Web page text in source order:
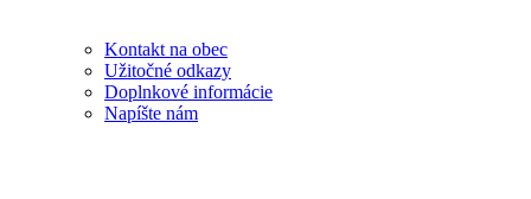
Kontakt na obec
Užitočné odkazy
Doplnkové informácie
Napíšte nám